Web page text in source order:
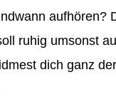
aufhören?
ruhig umsonst
dich ganz der